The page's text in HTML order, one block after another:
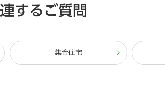
するご質問
集合住宅